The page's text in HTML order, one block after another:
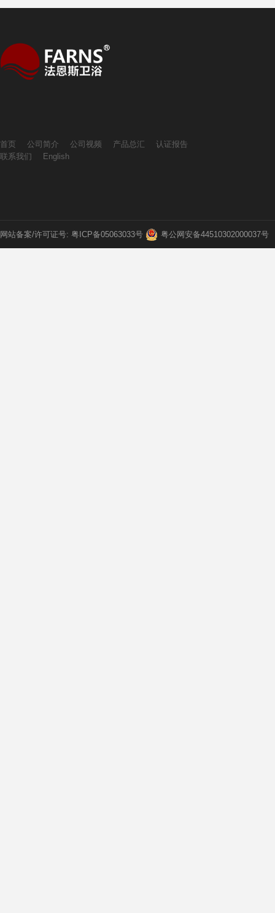
首页 公司简介 公司视频 产品总汇
认证报告
联系我们
English
网站备案/许可证号: 粤ICP备05063033号 粤公网安备44510302000037号